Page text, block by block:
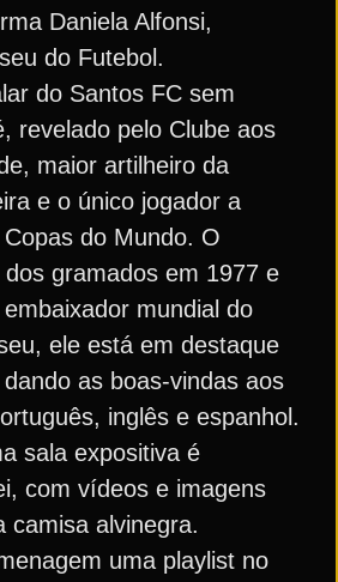
Daniela Alfonsi,
do Futebol.
do Santos FC sem
revelado pelo Clube aos
maior artilheiro da
e o único jogador a
do Mundo. O
gramados em 1977 e
mundial do
ele está em destaque
as boas-vindas aos
inglês e espanhol.
sala expositiva é
com vídeos e imagens
camisa alvinegra.
uma playlist no